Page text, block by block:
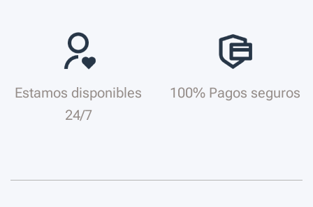
Estamos disponibles
24/7
100% Pagos seguros